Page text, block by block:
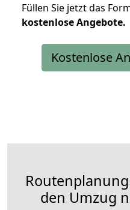
Füllen Sie jetzt das
kostenloseAngebote.
Kostenlose
den Umzug